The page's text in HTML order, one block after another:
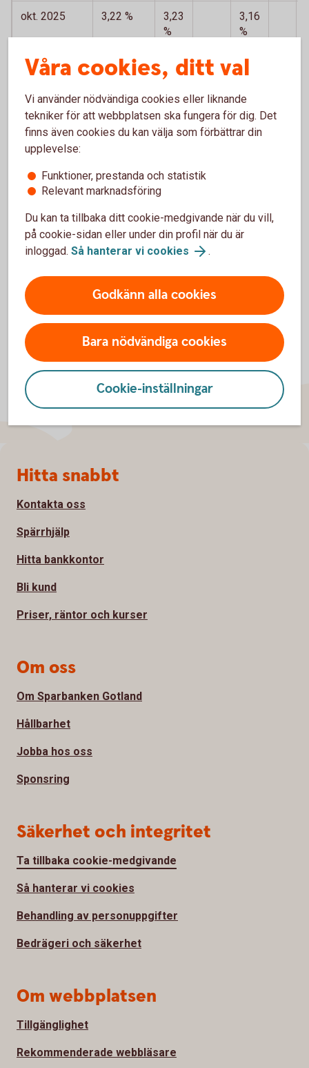
okt. 2025 3,22 %
3,23
%
3,16
%
sep. 2025 3,47 %
3,19
%
aug. 2025 3,40 %
3,20
%
3,16
%
Till exempel "topplån". Bolån i Sparbanken Gotland, inte i
Swedbank Hypotek.
Visa fler
Vid för få lån inom respektive bindningstid redovisas ingen
genomsnittsränta.
Våra cookies, ditt val
Vi använder nödvändiga cookies eller liknande
tekniker för att webbplatsen ska fungera för dig. Det
finns även cookies du kan välja som förbättrar din
upplevelse:
Funktioner, prestanda och statistik
Relevant marknadsföring
Du kan ta tillbaka ditt cookie-medgivande när du vill,
på cookie-sidan eller under din profil när du är
inloggad. Så hanterar vi cookies .
Godkänn alla cookies
Bara nödvändiga cookies
Cookie-inställningar
Sidfot
Hitta snabbt
Kontakta oss
Spärrhjälp
Hitta bankkontor
Bli kund
Priser, räntor och kurser
Om oss
Om Sparbanken Gotland
Hållbarhet
Jobba hos oss
Sponsring
Säkerhet och integritet
Ta tillbaka cookie-medgivande
Så hanterar vi cookies
Behandling av personuppgifter
Bedrägeri och säkerhet
Om webbplatsen
Tillgänglighet
Rekommenderade webbläsare